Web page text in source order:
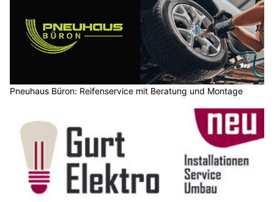
Pneuhaus Büron: Reifenservice mit Beratung und Montage